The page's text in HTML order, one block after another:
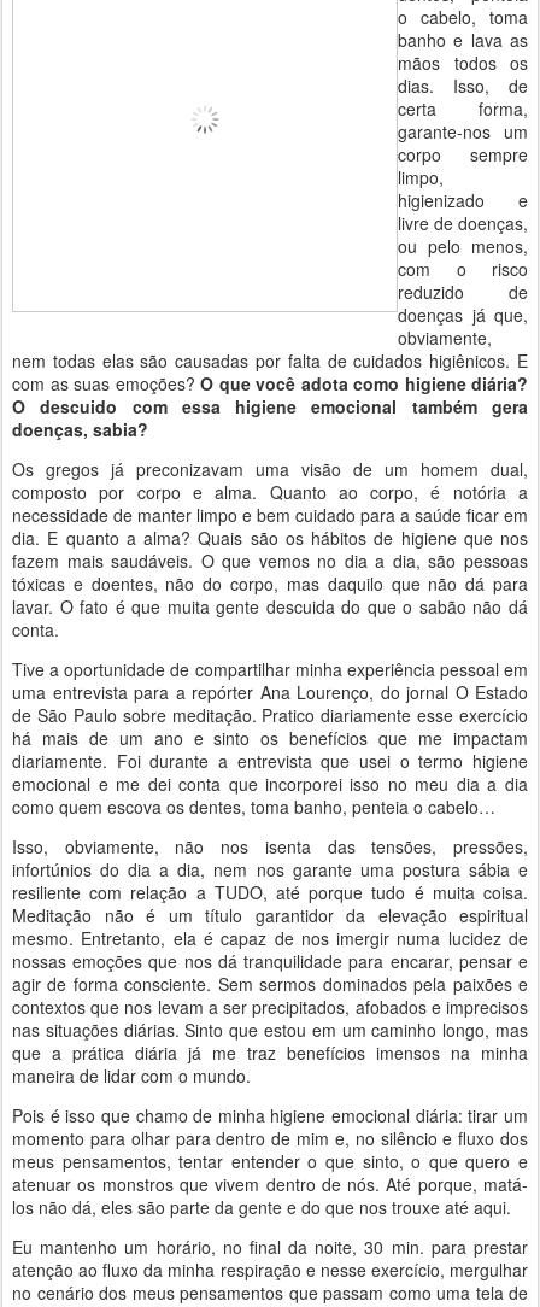
o cabelo, toma
banho e lava as
mãos todos os
dias. Isso, de
certa forma,
garante-nos um
corpo sempre
limpo,
higienizado e
livre de doenças,
ou pelo menos,
com o risco
reduzido de
doenças já que,
obviamente,
nem todas elas são causadas por falta de cuidados higiênicos. E
com as suas emoções? O que você adota como higiene diária?
O descuido com essa higiene emocional também gera
doenças, sabia?
Os gregos já preconizavam uma visão de um homem dual,
composto por corpo e alma. Quanto ao corpo, é notória a
necessidade de manter limpo e bem cuidado para a saúde ficar em
dia. E quanto a alma? Quais são os hábitos de higiene que nos
fazem mais saudáveis. O que vemos no dia a dia, são pessoas
tóxicas e doentes, não do corpo, mas daquilo que não dá para
lavar. O fato é que muita gente descuida do que o sabão não dá
conta.
Tive a oportunidade de compartilhar minha experiência pessoal em
uma entrevista para a repórter Ana Lourenço, do jornal O Estado
de São Paulo sobre meditação. Pratico diariamente esse exercício
há mais de um ano e sinto os benefícios que me impactam
diariamente. Foi durante a entrevista que usei o termo higiene
emocional e me dei conta que incorporei isso no meu dia a dia
como quem escova os dentes, toma banho, penteia o cabelo…
Isso, obviamente, não nos isenta das tensões, pressões,
infortúnios do dia a dia, nem nos garante uma postura sábia e
resiliente com relação a TUDO, até porque tudo é muita coisa.
Meditação não é um título garantidor da elevação espiritual
mesmo. Entretanto, ela é capaz de nos imergir numa lucidez de
nossas emoções que nos dá tranquilidade para encarar, pensar e
agir de forma consciente. Sem sermos dominados pela paixões e
contextos que nos levam a ser precipitados, afobados e imprecisos
nas situações diárias. Sinto que estou em um caminho longo, mas
que a prática diária já me traz benefícios imensos na minha
maneira de lidar com o mundo.
Pois é isso que chamo de minha higiene emocional diária: tirar um
momento para olhar para dentro de mim e, no silêncio e fluxo dos
meus pensamentos, tentar entender o que sinto, o que quero e
atenuar os monstros que vivem dentro de nós. Até porque, matá-
los não dá, eles são parte da gente e do que nos trouxe até aqui.
Eu mantenho um horário, no final da noite, 30 min. para prestar
atenção ao fluxo da minha respiração e nesse exercício, mergulhar
no cenário dos meus pensamentos que passam como uma tela de